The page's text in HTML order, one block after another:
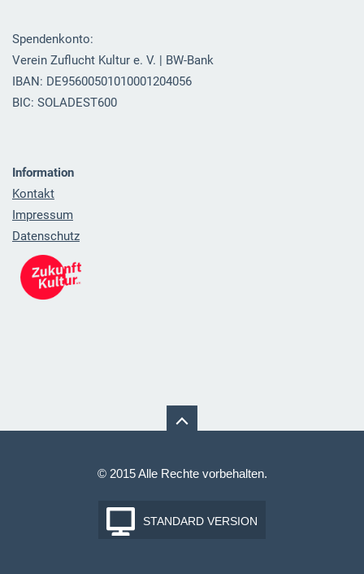
Spendenkonto:
Verein Zuflucht Kultur e. V. | BW-Bank
IBAN: DE95600501010001204056
BIC: SOLADEST600
Information
Kontakt
Impressum
Datenschutz
© 2015 Alle Rechte vorbehalten.
STANDARD VERSION